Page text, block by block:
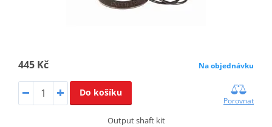
445 Kč Na objednávku
Do košíku
Porovnat
Output shaft kit